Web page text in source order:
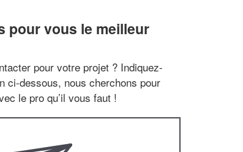
pour vous le meilleur
pour votre projet ? Indiquez-
ci-dessous, nous cherchons pour
le pro qu’il vous faut !